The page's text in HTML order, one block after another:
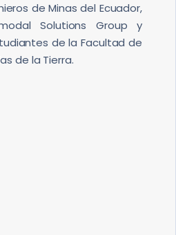
de Minas del Ecuador,
Solutions Group y
de la Facultad de
de la Tierra.